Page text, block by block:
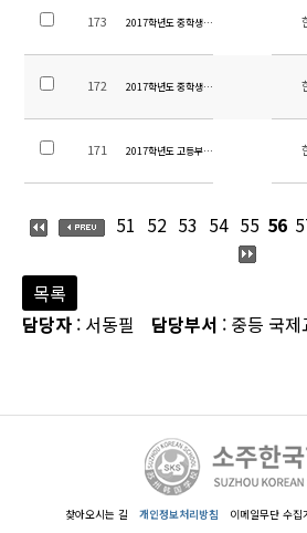
173 2017학년도 중학생 영어과 레벨 3,4 교재 안내
172 2017학년도 중학생 영어과 1,2 레벨 교재 안내
171 2017학년도 고등부 11,12학년 영어과 교재
51 52 53 54 55 56
목록
담당자 : 서동필 담당부서 : 중등 국제
찾아오시는 길 개인정보처리방침 이메일무단 수집